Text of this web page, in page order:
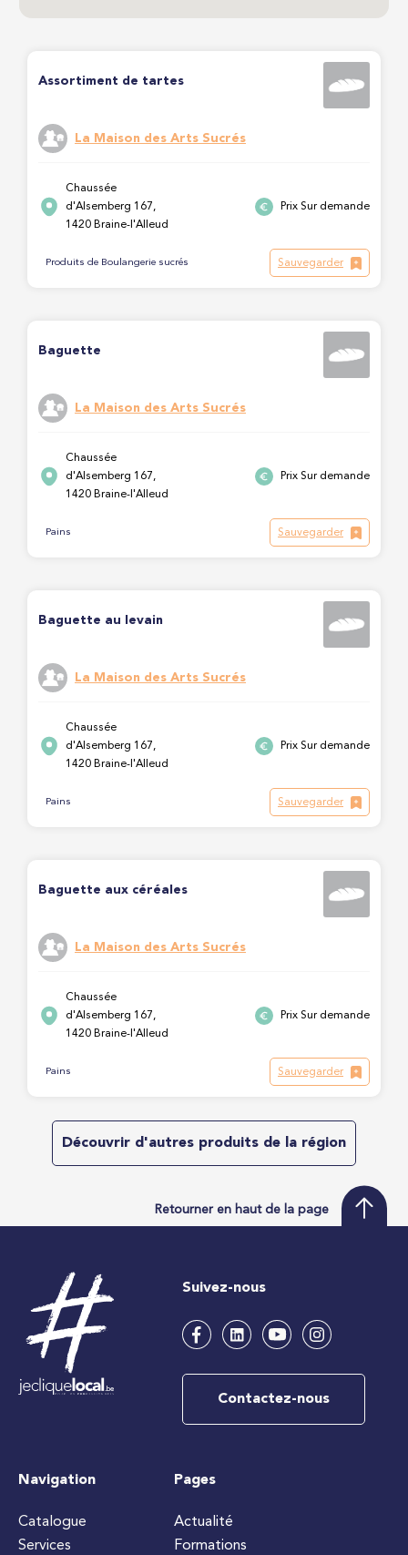
Assortiment de tartes
La Maison des Arts Sucrés
Chaussée
d'Alsemberg 167,
1420 Braine-l'Alleud
Prix Sur demande
Produits de Boulangerie sucrés Sauvegarder
Baguette
La Maison des Arts Sucrés
Chaussée
d'Alsemberg 167,
1420 Braine-l'Alleud
Prix Sur demande
Pains Sauvegarder
Baguette au levain
La Maison des Arts Sucrés
Chaussée
d'Alsemberg 167,
1420 Braine-l'Alleud
Prix Sur demande
Pains Sauvegarder
Baguette aux céréales
La Maison des Arts Sucrés
Chaussée
d'Alsemberg 167,
1420 Braine-l'Alleud
Prix Sur demande
Pains Sauvegarder
Découvrir d'autres produits de la région
Retourner en haut de la page
Suivez-nous
Contactez-nous
Navigation
Catalogue
Services
Pages
Actualité
Formations